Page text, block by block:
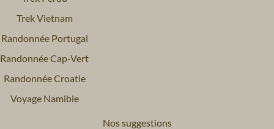
Trek Vietnam
Randonnée Portugal
Randonnée Cap-Vert
Randonnée Croatie
Voyage Namibie
Nos suggestions